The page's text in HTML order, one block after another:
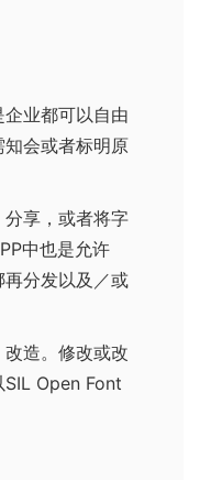
业都可以自由
会或者标明原
享，或者将字
中也是允许
分发以及／或
造。修改或改
SIL Open Font